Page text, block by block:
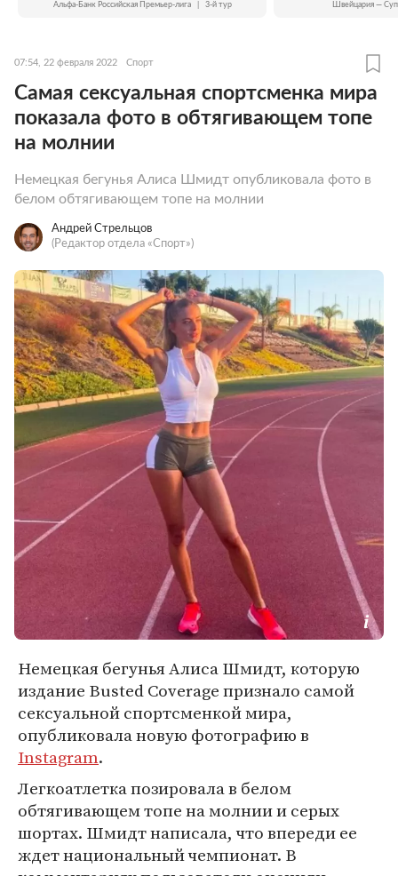
Альфа-Банк Российская Премьер-лига 3-й тур Швейцария —
07:54, 22 февраля 2022 Спорт
Самая сексуальная спортсменка мира
показала фото в обтягивающем топе
на молнии
Немецкая бегунья Алиса Шмидт опубликовала фото в
белом обтягивающем топе на молнии
Андрей Стрельцов
(Редактор отдела «Спорт»)
Немецкая бегунья Алиса Шмидт, которую
издание Busted Coveragе признало самой
сексуальной спортсменкой мира,
опубликовала новую фотографию в
Instagram.
Легкоатлетка позировала в белом
обтягивающем топе на молнии и серых
шортах. Шмидт написала, что впереди ее
ждет национальный чемпионат. В